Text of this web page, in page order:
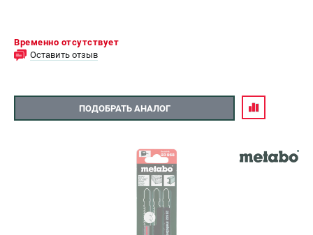
Временно отсутствует
Оставить отзыв
ПОДОБРАТЬ АНАЛОГ